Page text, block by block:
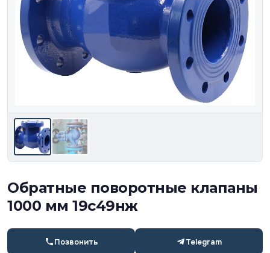
Обратные поворотные клапаны
1000 мм 19с49нж
Позвонить Telegram